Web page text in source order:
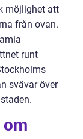
möjlighet att
från ovan.
runt
svävar över